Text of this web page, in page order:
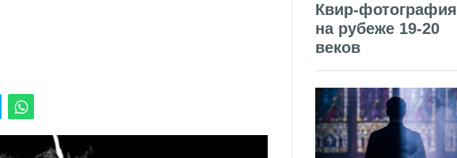
Квир-фотография
на рубеже 19-20
веков